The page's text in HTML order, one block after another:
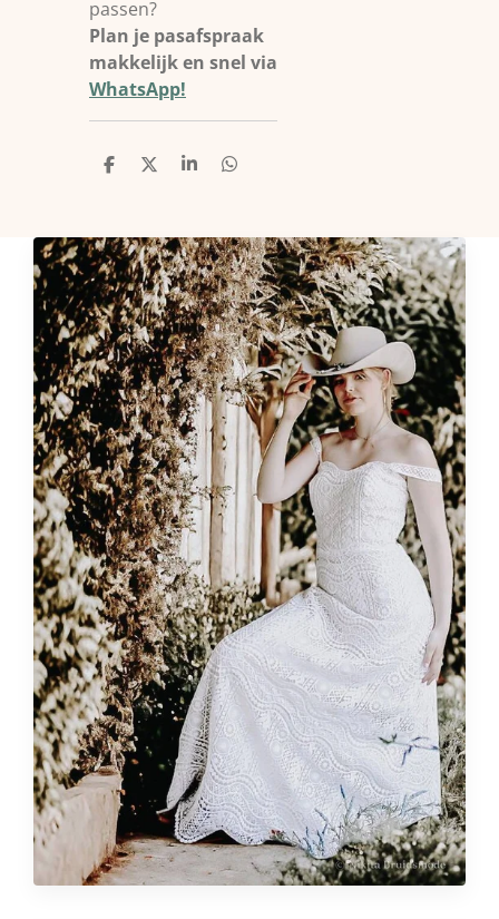
passen?
Plan je pasafspraak
makkelijk en snel via
WhatsApp!
D
n
D
S
e
D
n